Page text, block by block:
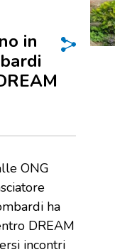
in
ONG
ha
DREAM
incontri